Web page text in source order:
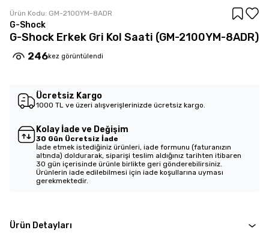
Ürün Kodu: GM-2100YM-8ADR
G-Shock
G-Shock Erkek Gri Kol Saati (GM-2100YM-8ADR)
246kez görüntülendi
Ücretsiz Kargo
1000 TL ve üzeri alışverişlerinizde ücretsiz kargo.
Kolay İade ve Değişim
30 Gün Ücretsiz İade
İade etmek istediğiniz ürünleri, iade formunu (faturanızın
altında) doldurarak, siparişi teslim aldığınız tarihten itibaren
30 gün içerisinde ürünle birlikte geri gönderebilirsiniz.
Ürünlerin iade edilebilmesi için iade koşullarına uyması
gerekmektedir.
Ürün Detayları